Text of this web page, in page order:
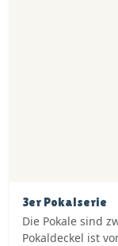
3er Pokalserie
Die Pokale sind
Pokaldeckel ist